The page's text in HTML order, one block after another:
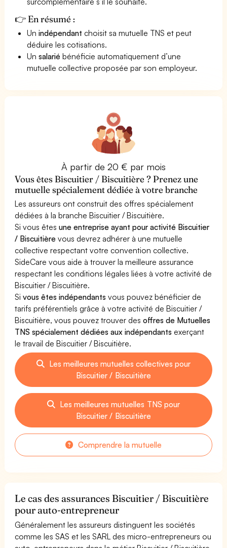
👉 En résumé :
Unindépendant choisit sa mutuelle TNS et peut
déduire les cotisations.
Unsalarié bénéficie automatiquement d’une
mutuelle collective proposée par son employeur.
À partir de 20 € par mois
Vous êtes Biscuitier / Biscuitière ? Prenez une
mutuelle spécialement dédiée à votre branche
Les assureurs ont construit des offres spécialement
dédiées à la branche Biscuitier / Biscuitière.
Si vous êtesune entreprise ayant pour activité Biscuitier
/ Biscuitière vous devrez adhérer à une mutuelle
collective respectant votre convention collective.
SideCare vous aide à trouver la meilleure assurance
respectant les conditions légales liées à votre activité de
Biscuitier / Biscuitière.
Sivous êtes indépendants vous pouvez bénéficier de
tarifs préférentiels grâce à votre activité de Biscuitier /
Biscuitière, vous pouvez trouver desoffres de Mutuelles
TNS spécialement dédiées aux indépendants exerçant
le travail de Biscuitier / Biscuitière.
Les meilleures mutuelles collectives pour
Biscuitier / Biscuitière
Les meilleures mutuelles TNS pour
Biscuitier / Biscuitière
Comprendre la mutuelle
Le cas des assurances Biscuitier / Biscuitière
pour auto-entrepreneur
Généralement les assureurs distinguent les sociétés
comme les SAS et les SARL des micro-entrepreneurs ou